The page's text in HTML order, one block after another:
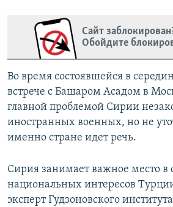
Сайт
Обойдите
Во время состоявшейся в
встрече с Башаром Асадом в
главной проблемой Сирии
иностранных военных, но не
именно стране идет речь.
Сирия занимает важное место в
национальных интересов
эксперт Гудзоновского института